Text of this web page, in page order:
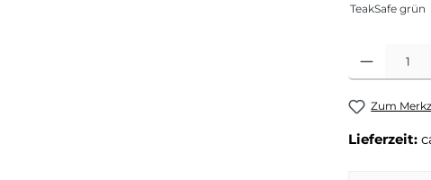
TeakSafe grün
Produkt
Zum
Lieferzeit: